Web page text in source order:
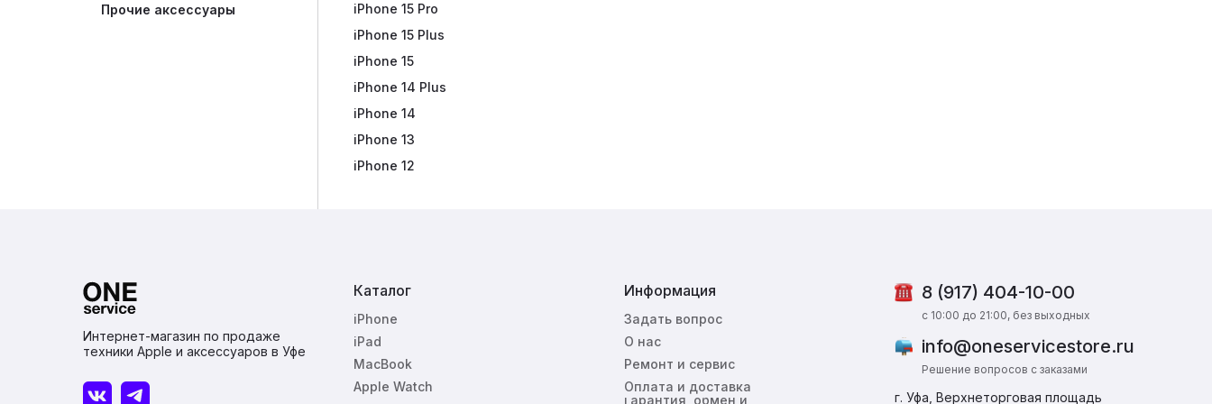
Прочие аксессуары
iPhone 15 Pro
iPhone 15 Plus
iPhone 15
iPhone 14 Plus
iPhone 14
iPhone 13
iPhone 12
Портативная акустика JBL
Наушники Marshall
Каталог Информация
iPhone
iPad
MacBook
Apple Watch
Интернет-магазин по продаже
техники Apple и аксессуаров в Уфе
Задать вопрос
О нас
Ремонт и сервис
Оплата и доставка
Гарантия, обмен и
8 (917) 404-10-00
г. Уфа, Верхнеторговая площадь
info@oneservicestore.ru
c 10:00 до 21:00, без выходных
Решение вопросов с заказами